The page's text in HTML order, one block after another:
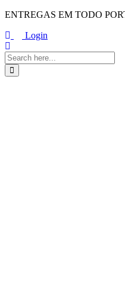
ENTREGAS EM TODO
Login